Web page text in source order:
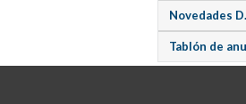
Novedades
Tablón de